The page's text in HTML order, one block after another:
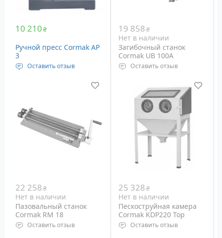
10 210₴
Ручной пресс Cormak AP
3
Оставить отзыв
Диаметр стола: 163 мм
19 858₴
Нет в наличии
Загибочный станок
Cormak UB 100A
Оставить отзыв
Вес: 36 кг
22 258₴
Нет в наличии
Пазовальный станок
Cormak RM 18
Оставить отзыв
25 328₴
Нет в наличии
Пескоструйная камера
Cormak KDP220 Top
Оставить отзыв